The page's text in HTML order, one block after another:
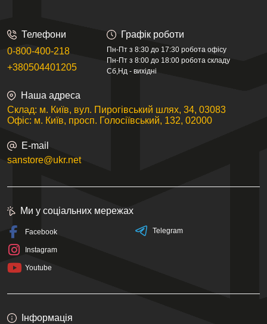
Телефони
0-800-400-218
+380504401205
Графік роботи
Пн-Пт з 8:30 до 17:30 робота офісу
Пн-Пт з 8:00 до 18:00 робота складу
Сб,Нд - вихідні
Наша адреса
Склад: м. Київ, вул. Пирогівський шлях, 34, 03083
Офіс: м. Київ, просп. Голосіївський, 132, 02000
E-mail
sanstore@ukr.net
Інформація
Ми у соціальних мережах
Facebook
Instagram
Youtube
Telegram